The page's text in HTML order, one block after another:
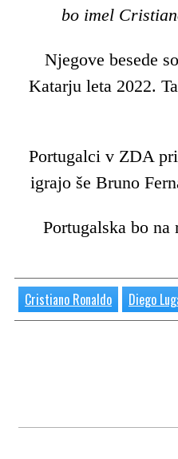
bo imel
Njegove besede
Katarju leta 2022.
Portugalci v ZDA
igrajo še Bruno
Portugalska bo
Cristiano Ronaldo Diego